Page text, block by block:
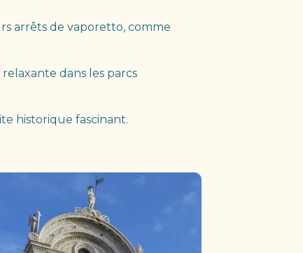
arrêts de vaporetto, comme
dans les parcs
historique fascinant.